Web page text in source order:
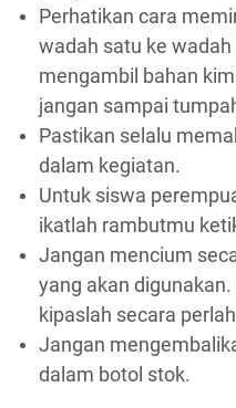
Perhatikan cara
wadah satu ke
mengambil bahan
jangan sampai
Pastikan selalu
dalam kegiatan.
Untuk siswa
ikatlah rambutmu
Jangan mencium
yang akan
kipaslah secara
Jangan
dalam botol stok.